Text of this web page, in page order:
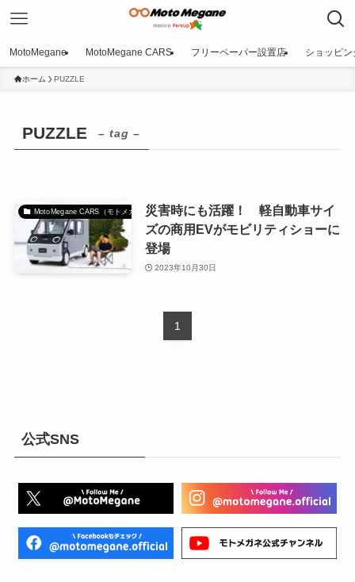
MotoMegane MotoMegane CARS フリーペーパー設置店 ショッピン
ホーム PUZZLE
PUZZLE – tag –
MotoMegane CARS（モトメガネカーズ）｜自動車マガジン災害時にも活躍！ 軽自動車サイ
ズの商用EVがモビリティショーに
登場
2023年10月30日
1
公式SNS